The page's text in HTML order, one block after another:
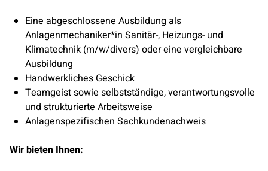
Eine abgeschlossene Ausbildung als
Anlagenmechaniker*in Sanitär-, Heizungs- und
Klimatechnik (m/w/divers) oder eine vergleichbare
Ausbildung
Handwerkliches Geschick
Teamgeist sowie selbstständige, verantwortungsvolle
und strukturierte Arbeitsweise
Anlagenspezifischen Sachkundenachweis
Wir bieten Ihnen: